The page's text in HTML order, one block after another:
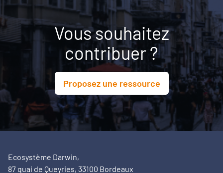
Vous souhaitez
contribuer ?
Proposez une ressource
Ecosystème Darwin,
87 quai de Queyries, 33100 Bordeaux